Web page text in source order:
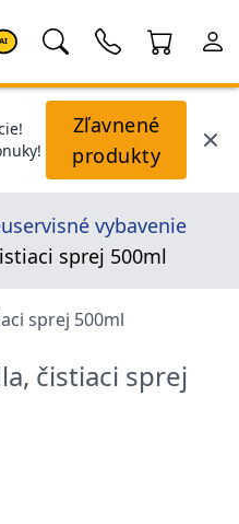
AI
Zľavnené
produkty
vybavenie
sprej 500ml
čistiaci sprej